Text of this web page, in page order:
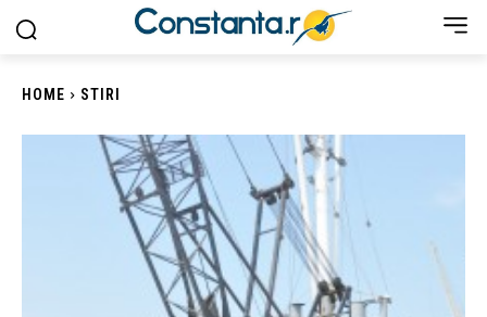
HOME STIRI